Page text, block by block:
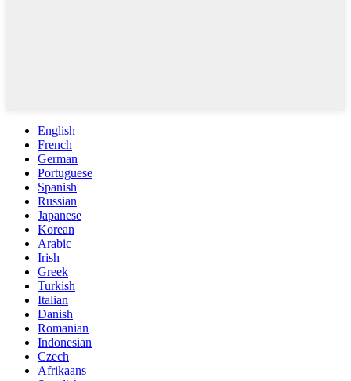
English
French
German
Portuguese
Spanish
Russian
Japanese
Korean
Arabic
Irish
Greek
Turkish
Italian
Danish
Romanian
Indonesian
Czech
Afrikaans